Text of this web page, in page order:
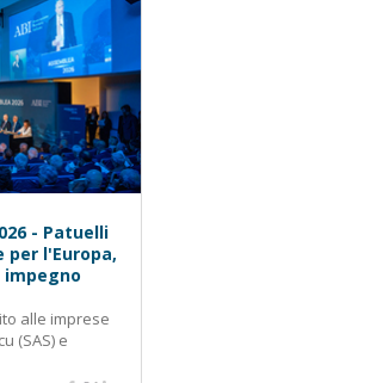
- Patuelli
per l'Europa,
impegno
alle imprese
(SAS) e